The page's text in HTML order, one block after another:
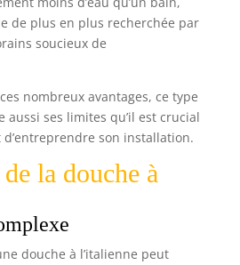
pour faciliter le quotidien : du
recettes simples, efficaces et une
d'ingrédients naturels
de plus en plus recherchée par
soucieux de
nombreux avantages, ce type
aussi ses limites qu’il est crucial
son installation.
la douche à
douche à l’italienne peut